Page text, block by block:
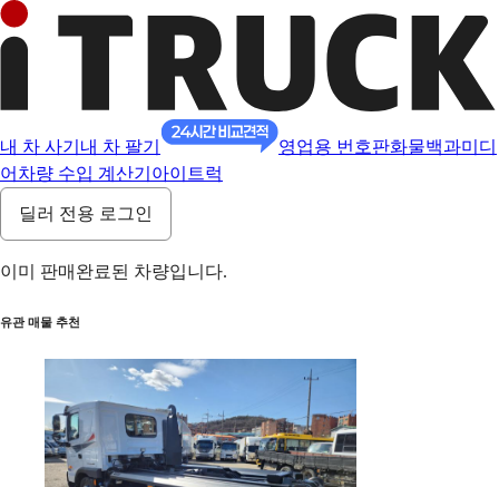
내 차 사기 내 차 팔기 영업용 번호판화물백과미디
어 차량 수입 계산기 아이트럭
딜러 전용 로그인
이미 판매완료된 차량입니다.
유관 매물 추천